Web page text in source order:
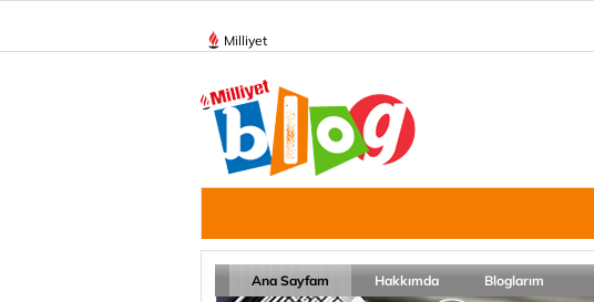
Milliyet
Ana Sayfam Hakkımda Bloglarım